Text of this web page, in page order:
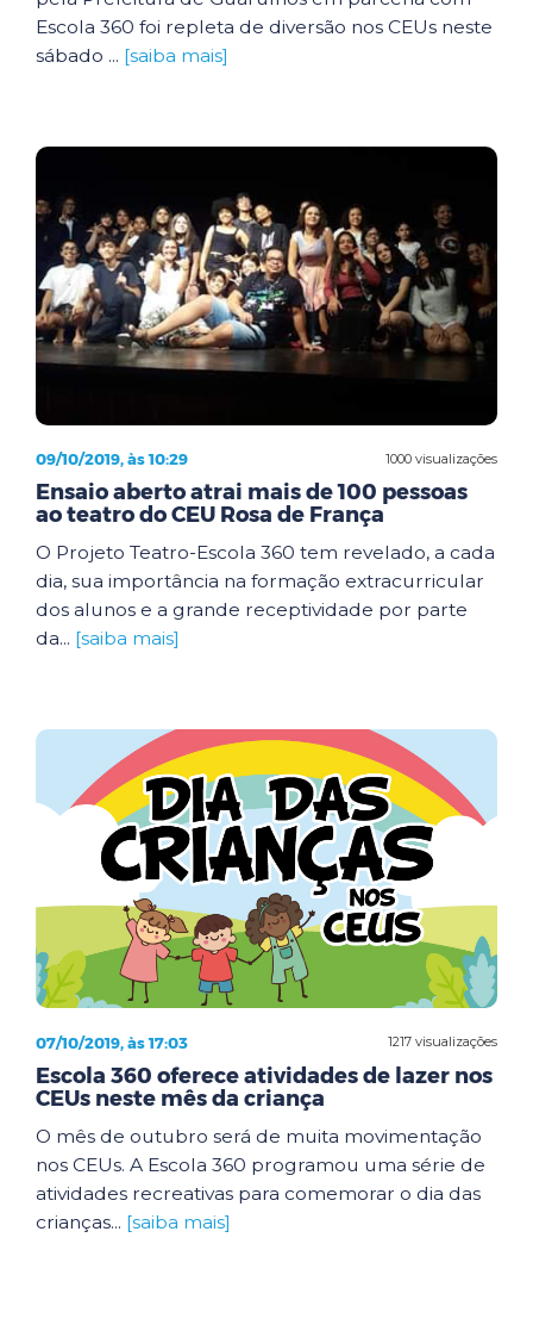
Escola 360 foi repleta de diversão nos CEUs neste
sábado ... [saiba mais]
1000 visualizações
09/10/2019, às 10:29
Ensaio aberto atrai mais de 100 pessoas
ao teatro do CEU Rosa de França
O Projeto Teatro-Escola 360 tem revelado, a cada
dia, sua importância na formação extracurricular
dos alunos e a grande receptividade por parte
da... [saiba mais]
1217 visualizações
07/10/2019, às 17:03
Escola 360 oferece atividades de lazer nos
CEUs neste mês da criança
O mês de outubro será de muita movimentação
nos CEUs. A Escola 360 programou uma série de
atividades recreativas para comemorar o dia das
crianças... [saiba mais]